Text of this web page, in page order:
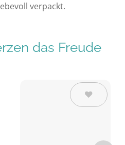
verpackt.
das Freude